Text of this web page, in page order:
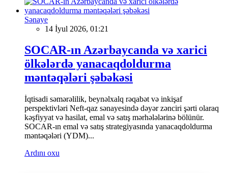
Sənaye
14 İyul 2026, 01:21
SOCAR-ın Azərbaycanda və xarici
ölkələrdə yanacaqdoldurma
məntəqələri şəbəkəsi
İqtisadi səmərəlilik, beynəlxalq rəqabət və inkişaf
perspektivləri Neft-qaz sənayesində dəyər zənciri şərti olaraq
kəşfiyyat və hasilat, emal və satış mərhələlərinə bölünür.
SOCAR-ın emal və satış strategiyasında yanacaqdoldurma
məntəqələri (YDM)...
Ardını oxu